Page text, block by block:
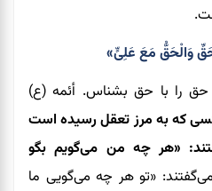
وَالْحَقُّ مَعَ عَلِیٍّ»
را با حق بشناس. أئمه (ع)
که به مرز تعقل رسیده است
«هر چه من می‌گویم بگو
«تو هر چه می‌گویی ما